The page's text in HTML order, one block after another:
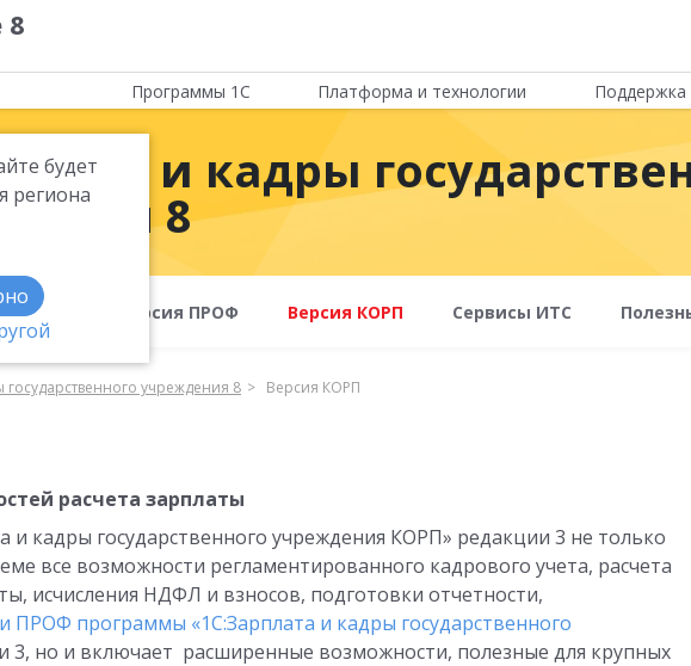
8
будет
региона
Программы 1С Платформа и технологии Поддержка
и кадры
8
Версия ПРОФ Версия КОРП Сервисы ИТС
государственного учреждения 8 Версия КОРП
расчета зарплаты
и кадры государственного учреждения КОРП» редакции 3 не только
все возможности регламентированного кадрового учета, расчета
исчисления НДФЛ и взносов, подготовки отчетности,
ПРОФ программы «1С:Зарплата и кадры государственного
3, но и включает расширенные возможности, полезные для крупных